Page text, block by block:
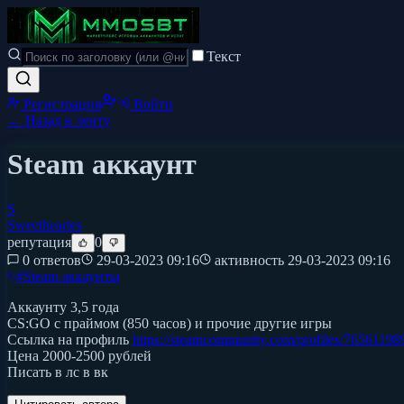
Текст
Регистрация
Войти
← Назад в ленту
Steam аккаунт
S
Sweetheartes
репутация
0
0 ответов
29-03-2023 09:16 активность 29-03-2023 09:16
#Steam аккаунты
Аккаунту 3,5 года
CS:GO с праймом (850 часов) и прочие другие игры
Ссылка на профиль https://steamcommunity.com/profiles/
Цена 2000-2500 рублей
Писать в лс в вк